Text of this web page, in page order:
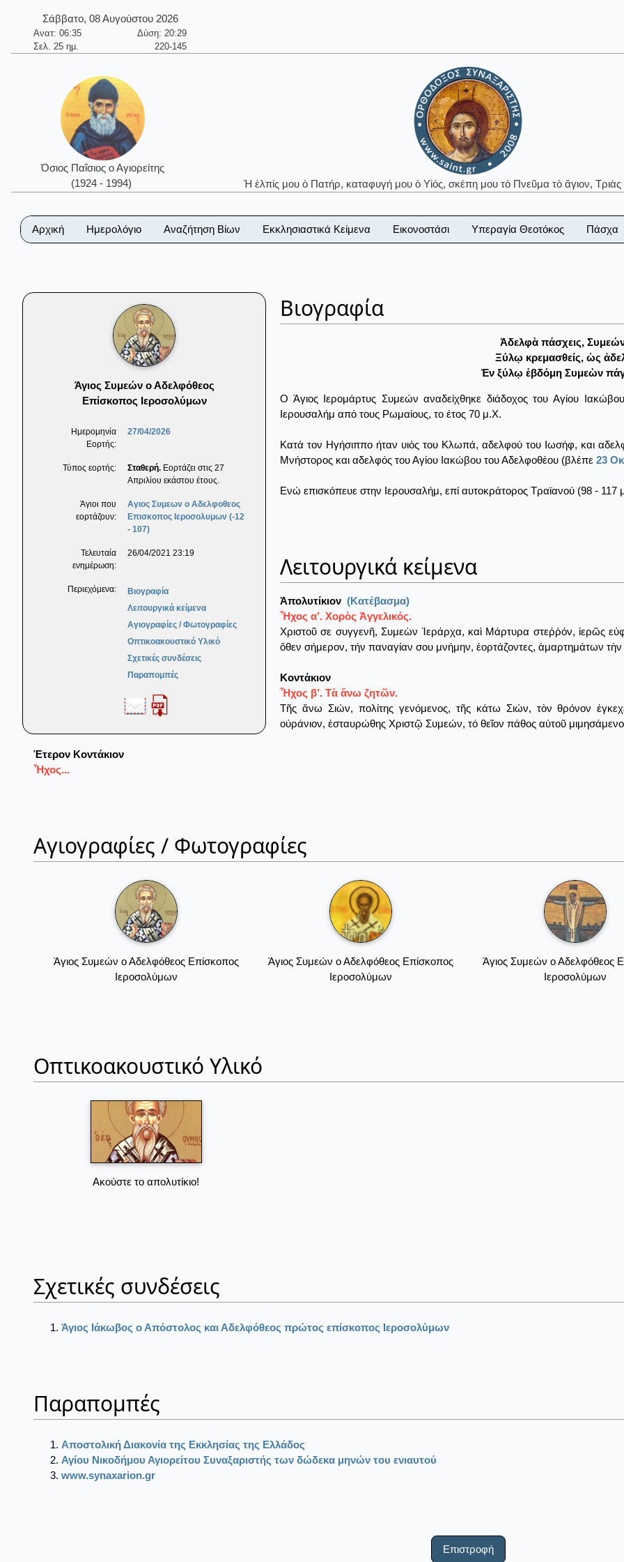
Σάββατο, 08 Αυγούστου 2026
Ανατ: 06:35
Δύση: 20:29
Σελ. 25 ημ.
220-145
Όσιος Παΐσιος ο Αγιορείτης
(1924 - 1994)
Ἡ ἐλπίς μου ὁ Πατήρ, καταφυγή μου ὁ Υἱός, σκέπη μου τὸ Πνεῦμα τὸ ἅγιον, Τριὰς
Αρχική Ημερολόγιο Αναζήτηση Βίων Εκκλησιαστικά Κείμενα Εικονοστάσι Υπεραγία Θεοτόκος Πάσχα
Άγιος Συμεών ο Αδελφόθεος
Επίσκοπος Ιεροσολύμων
Ημερομηνία
Εορτής:
27/04/2026
Τύπος εορτής: Σταθερή. Εορτάζει στις 27
Απριλίου εκάστου έτους.
Άγιοι που
εορτάζουν:
Αγιος Συμεων ο Αδελφοθεος
Επισκοπος Ιεροσολυμων (-12
- 107)
Τελευταία
ενημέρωση:
26/04/2021 23:19
Περιεχόμενα:
Βιογραφία
Λειτουργικά κείμενα
Αγιογραφίες / Φωτογραφίες
Οπτικοακουστικό Υλικό
Σχετικές συνδέσεις
Παραπομπές
Βιογραφία
Ἀδελφὰ πάσχεις,
Ξύλῳ κρεμασθείς, ὡς
Ἐν ξύλῳ ἑβδόμη Συμεὼν
Ο Άγιος Ιερομάρτυς Συμεών αναδείχθηκε διάδοχος του Αγίου
Ιερουσαλήμ από τους Ρωμαίους, το έτος 70 μ.Χ.
Κατά τον Ηγήσιππο ήταν υιός του Κλωπά, αδελφού του Ιωσήφ, και
Μνήστορος και αδελφός του Αγίου Ιακώβου του Αδελφοθέου (βλέπε 23
Ενώ επισκόπευε στην Ιερουσαλήμ, επί αυτοκράτορος Τραϊανού (98 - 117
Λειτουργικά κείμενα
Ἀπολυτίκιον (Κατέβασμα)
Ἦχος α’. Χορὸς Ἀγγελικός.
Χριστοῦ σε συγγενῆ, Συμεὼν Ἱεράρχα, καὶ Μάρτυρα στεῤῥόν, ἱερῶς
ὅθεν σήμερον, τήν παναγίαν σου μνήμην, ἑορτάζοντες, ἁμαρτημάτων
Κοντάκιον
Ἦχος β’. Τὰ ἄνω ζητῶν.
Τῆς ἄνω Σιών, πολίτης γενόμενος, τῆς κάτω Σιών, τὸν θρόνον
οὐράνιον, ἐσταυρώθης Χριστῷ Συμεών, τό θεῖον πάθος αὐτοῦ
Έτερον Κοντάκιον
Ἦχος...
Αγιογραφίες / Φωτογραφίες
Άγιος Συμεών ο Αδελφόθεος Επίσκοπος
Ιεροσολύμων
Άγιος Συμεών ο Αδελφόθεος Επίσκοπος
Ιεροσολύμων
Άγιος Συμεών ο Αδελφόθεος
Ιεροσολύμων
Οπτικοακουστικό Υλικό
Ακούστε το απολυτίκιο!
Σχετικές συνδέσεις
Άγιος Ιάκωβος ο Απόστολος και Αδελφόθεος πρώτος επίσκοπος Ιεροσολύμων
Παραπομπές
Αποστολική Διακονία της Εκκλησίας της Ελλάδος
Αγίου Νικοδήμου Αγιορείτου Συναξαριστής των δώδεκα μηνών του ενιαυτού
www.synaxarion.gr
Επιστροφή